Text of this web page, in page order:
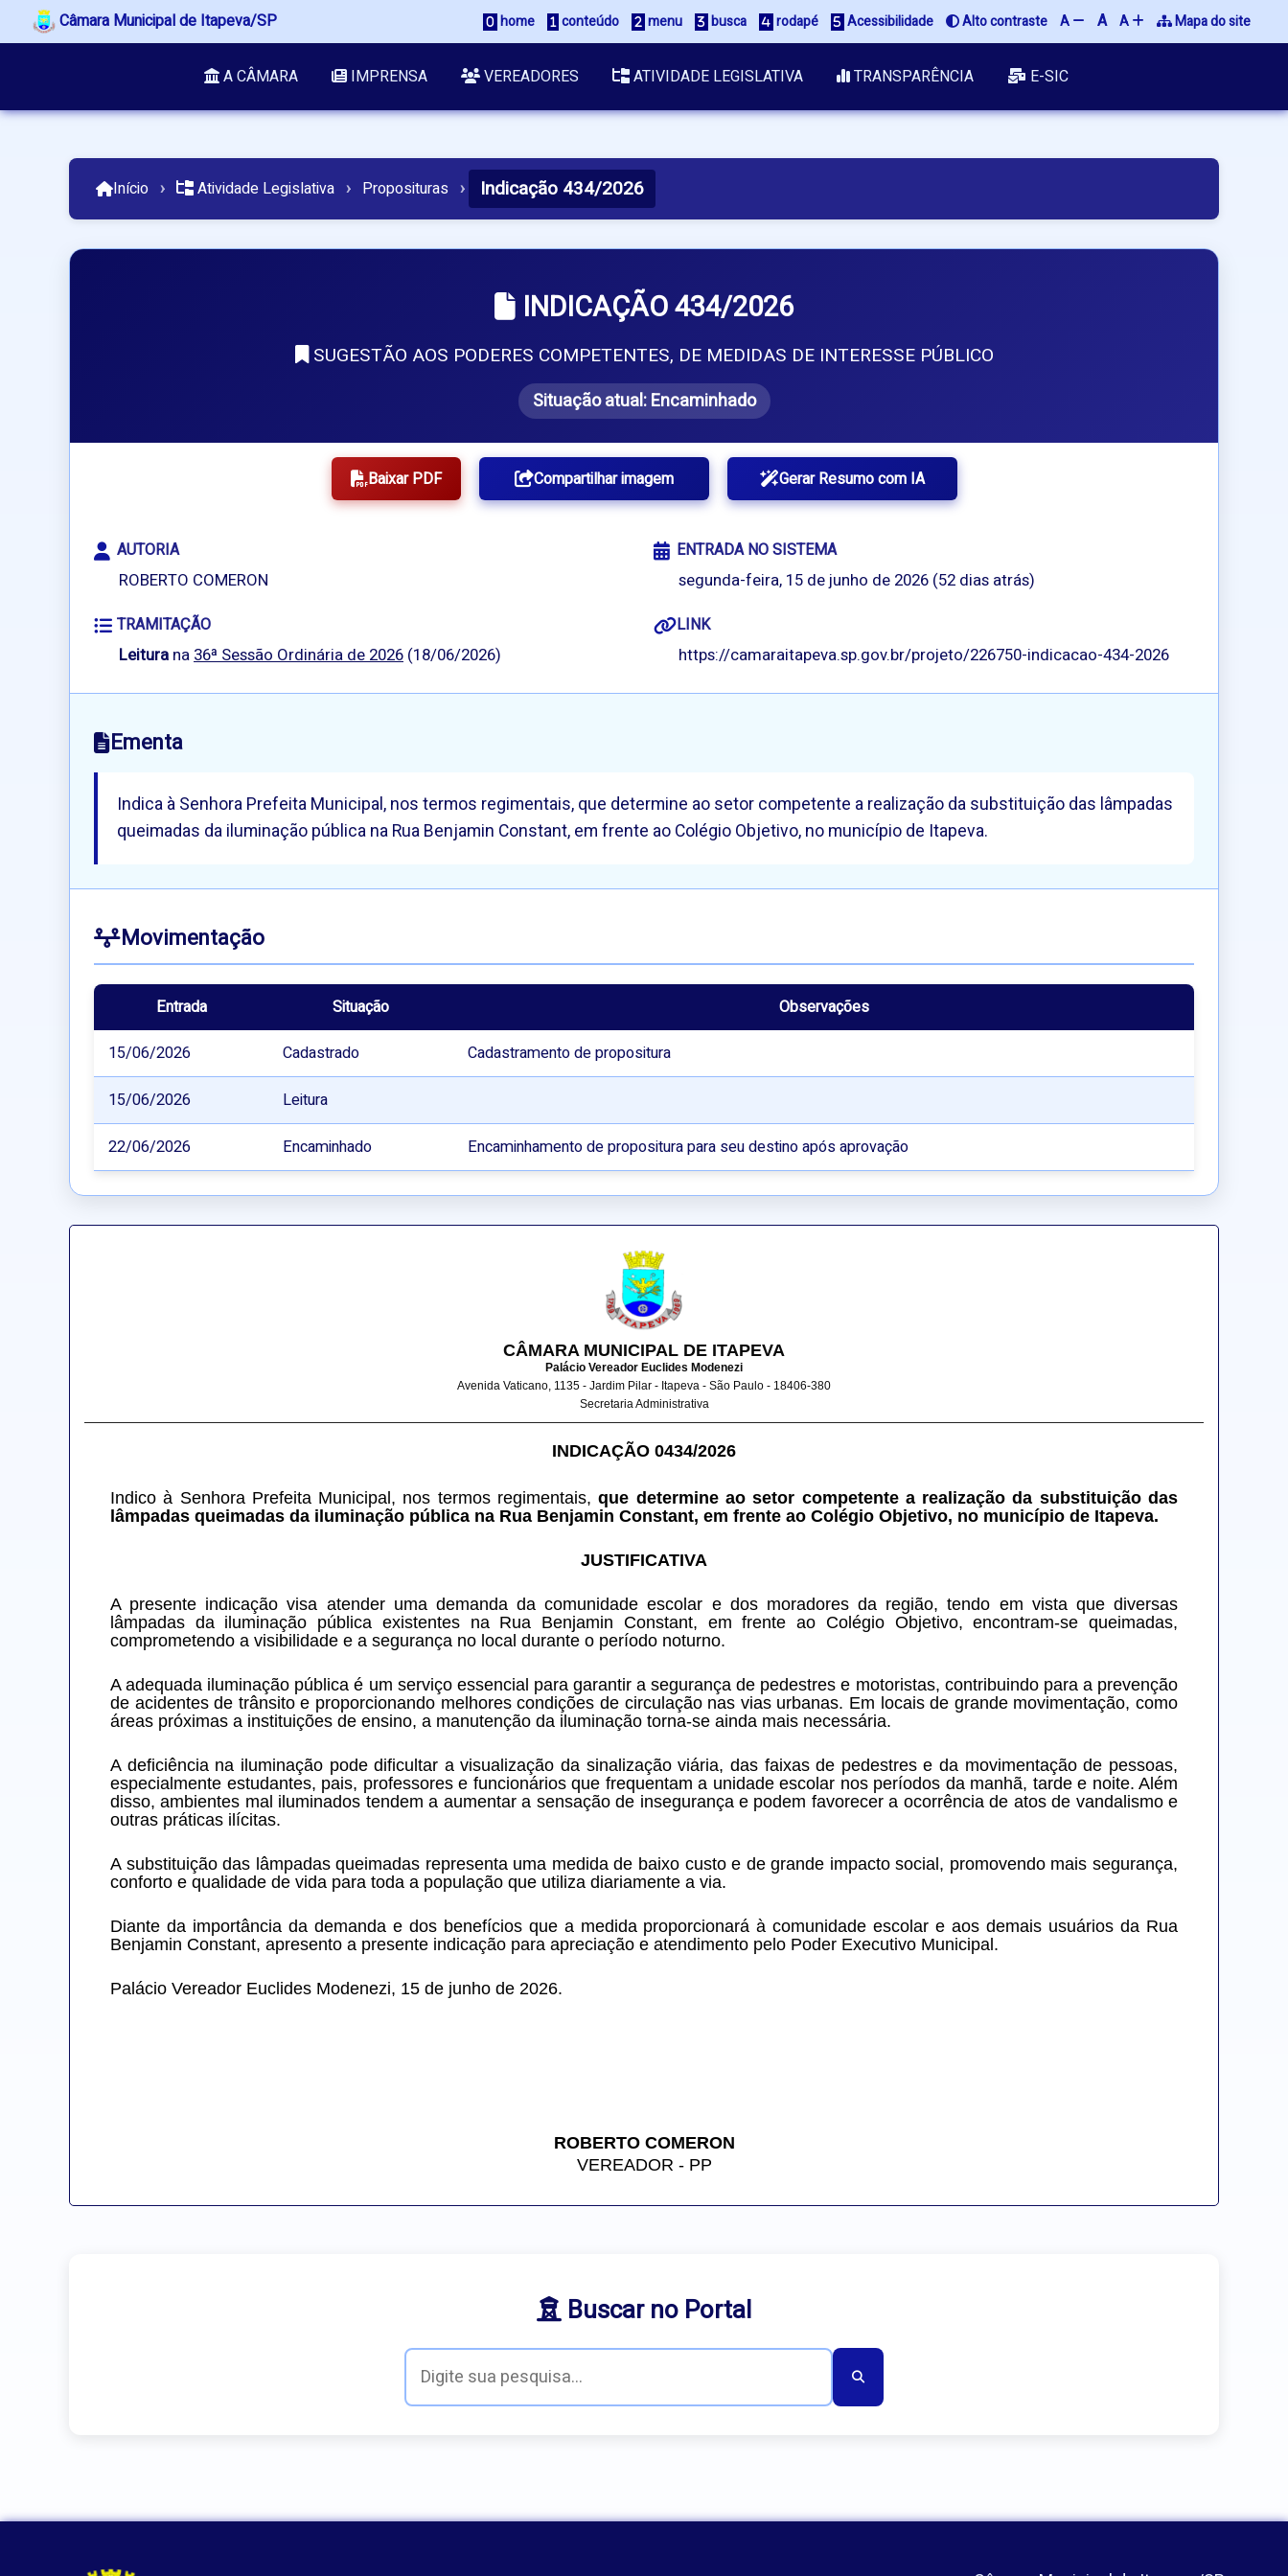
Câmara Municipal de Itapeva/SP home conteúdo menu busca rodapé Acessibilidade Alto contraste A A A Mapa do site
A CÂMARA IMPRENSA VEREADORES ATIVIDADE LEGISLATIVA TRANSPARÊNCIA E-SIC
Início › Atividade Legislativa › Proposituras › Indicação 434/2026
INDICAÇÃO 434/2026
SUGESTÃO AOS PODERES COMPETENTES, DE MEDIDAS DE INTERESSE PÚBLICO
Situação atual:Encaminhado
Baixar PDF Compartilhar imagem Gerar Resumo com IA
AUTORIA
ROBERTO COMERON
ENTRADA NO SISTEMA
segunda-feira, 15 de junho de 2026 (52 dias atrás)
TRAMITAÇÃO
Leitura na36ª Sessão Ordinária de 2026 (18/06/2026)
LINK
https://camaraitapeva.sp.gov.br/projeto/226750-indicacao-434-2026
Ementa
Indica à Senhora Prefeita Municipal, nos termos regimentais, que determine ao setor competente a realização da substituição das lâmpadas
queimadas da iluminação pública na Rua Benjamin Constant, em frente ao Colégio Objetivo, no município de Itapeva.
Movimentação
Entrada Situação
Observações
15/06/2026
Cadastrado Cadastramento de propositura
15/06/2026 Leitura
22/06/2026 Encaminhado Encaminhamento de propositura para seu destino após aprovação
CÂMARA MUNICIPAL DE ITAPEVA
Palácio Vereador Euclides Modenezi
Avenida Vaticano, 1135 - Jardim Pilar - Itapeva - São Paulo - 18406-380
Secretaria Administrativa
INDICAÇÃO 0434/2026
Indico à Senhora Prefeita Municipal, nos termos regimentais, que determine ao setor competente a realização da substituição das
lâmpadas queimadas da iluminação pública na Rua Benjamin Constant, em frente ao Colégio Objetivo, no município de Itapeva.
JUSTIFICATIVA
A presente indicação visa atender uma demanda da comunidade escolar e dos moradores da região, tendo em vista que diversas
lâmpadas da iluminação pública existentes na Rua Benjamin Constant, em frente ao Colégio Objetivo, encontram-se queimadas,
comprometendo a visibilidade e a segurança no local durante o período noturno.
A adequada iluminação pública é um serviço essencial para garantir a segurança de pedestres e motoristas, contribuindo para a prevenção
de acidentes de trânsito e proporcionando melhores condições de circulação nas vias urbanas. Em locais de grande movimentação, como
áreas próximas a instituições de ensino, a manutenção da iluminação torna-se ainda mais necessária.
A deficiência na iluminação pode dificultar a visualização da sinalização viária, das faixas de pedestres e da movimentação de pessoas,
especialmente estudantes, pais, professores e funcionários que frequentam a unidade escolar nos períodos da manhã, tarde e noite. Além
disso, ambientes mal iluminados tendem a aumentar a sensação de insegurança e podem favorecer a ocorrência de atos de vandalismo e
outras práticas ilícitas.
A substituição das lâmpadas queimadas representa uma medida de baixo custo e de grande impacto social, promovendo mais segurança,
conforto e qualidade de vida para toda a população que utiliza diariamente a via.
Diante da importância da demanda e dos benefícios que a medida proporcionará à comunidade escolar e aos demais usuários da Rua
Benjamin Constant, apresento a presente indicação para apreciação e atendimento pelo Poder Executivo Municipal.
Palácio Vereador Euclides Modenezi, 15 de junho de 2026.
ROBERTO COMERON
VEREADOR - PP
Buscar no Portal